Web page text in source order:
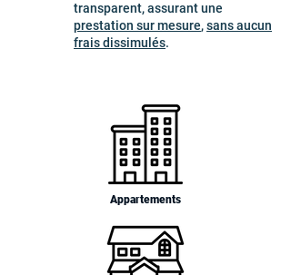
transparent, assurant une
prestation sur mesure,sans aucun
frais dissimulés.
Appartements